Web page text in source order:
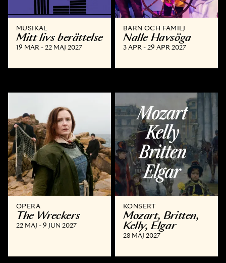
MUSIKAL
Mitt livs berättelse
19 MAR - 22 MAJ 2027
BARN OCH FAMILJ
Nalle Havsöga
3 APR - 29 APR 2027
OPERA
The Wreckers
22 MAJ - 9 JUN 2027
KONSERT
Mozart, Britten,
Kelly, Elgar
28 MAJ 2027